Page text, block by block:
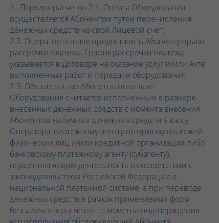
2. Порядок расчетов 2.1. Оплата Оборудования
осуществляется Абонентом путем перечисления
денежных средств на свой Лицевой счет.
2.2. Оператор вправе предоставить Абоненту право
рассрочки платежа. График рассрочки платежа
указывается в Договоре на оказание услуг и/или Акте
выполненных работ и передачи оборудования.
2.3. Обязательство Абонента по оплате
Оборудования считается исполненным в размере
внесенных денежных средств с момента внесения
Абонентом наличных денежных средств в кассу
Оператора, платежному агенту по приему платежей
физических лиц и/или кредитной организации либо
банковскому платежному агенту (субагенту),
осуществляющим деятельность в соответствии с
законодательством Российской Федерации о
национальной платежной системе, а при переводе
денежных средств в рамках применяемых форм
безналичных расчетов - с момента подтверждения